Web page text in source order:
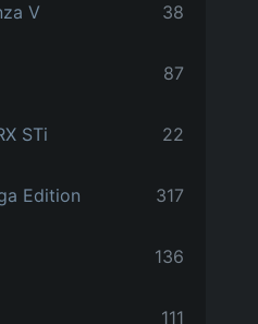
V
38
87
STi
22
Edition
317
136
111